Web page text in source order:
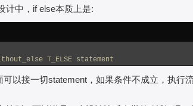
计中，if else本质上是:
T_ELSE statement
可以接一切statement，如果条件不成立，执行